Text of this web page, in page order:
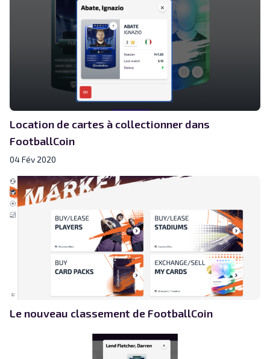
Location de cartes à collectionner dans
FootballCoin
04 Fév 2020
Le nouveau classement de FootballCoin